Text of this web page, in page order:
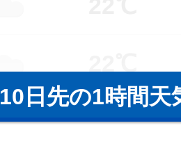
10日先の1時間天